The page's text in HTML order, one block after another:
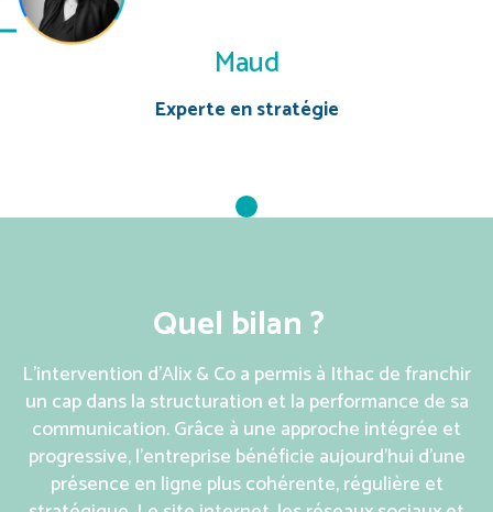
Maud
Experte en stratégie
Quel bilan ?
L’intervention d’Alix & Co a permis à Ithac de franchir
un cap dans la structuration et la performance de sa
communication. Grâce à une approche intégrée et
progressive, l’entreprise bénéficie aujourd’hui d’une
présence en ligne plus cohérente, régulière et